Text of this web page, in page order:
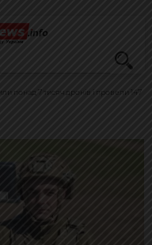
понад 7 тисяч дронів і провели 147